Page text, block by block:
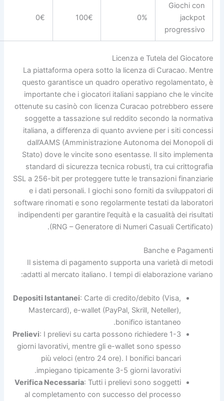
Giochi con
jackpot
progressivo
0%
100€
0€
Licenza e Tutela del Giocatore
La piattaforma opera sotto la licenza di Curacao. Mentre
questo garantisce un quadro operativo regolamentato, è
importante che i giocatori italiani sappiano che le vincite
ottenute su casinò con licenza Curacao potrebbero essere
soggette a tassazione sul reddito secondo la normativa
italiana, a differenza di quanto avviene per i siti concessi
dall’AAMS (Amministrazione Autonoma dei Monopoli di
Stato) dove le vincite sono esentasse. Il sito implementa
standard di sicurezza tecnica robusti, tra cui crittografia
SSL a 256-bit per proteggere tutte le transazioni finanziarie
e i dati personali. I giochi sono forniti da sviluppatori di
software rinomati e sono regolarmente testati da laboratori
indipendenti per garantire l’equità e la casualità dei risultati
(RNG – Generatore di Numeri Casuali Certificato).
Banche e Pagamenti
Il sistema di pagamento supporta una varietà di metodi
adatti al mercato italiano. I tempi di elaborazione variano:
Depositi Istantanei : Carte di credito/debito (Visa,
Mastercard), e-wallet (PayPal, Skrill, Neteller),
bonifico istantaneo.
Prelievi : I prelievi su carta possono richiedere 1-3
giorni lavorativi, mentre gli e-wallet sono spesso
più veloci (entro 24 ore). I bonifici bancari
impiegano tipicamente 3-5 giorni lavorativi.
Verifica Necessaria : Tutti i prelievi sono soggetti
al completamento con successo del processo